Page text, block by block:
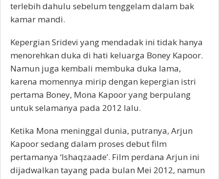
terlebih dahulu sebelum tenggelam dalam bak
kamar mandi.
Kepergian Sridevi yang mendadak ini tidak hanya
menorehkan duka di hati keluarga Boney Kapoor.
Namun juga kembali membuka duka lama,
karena momennya mirip dengan kepergian istri
pertama Boney, Mona Kapoor yang berpulang
untuk selamanya pada 2012 lalu.
Ketika Mona meninggal dunia, putranya, Arjun
Kapoor sedang dalam proses debut film
pertamanya ‘Ishaqzaade’. Film perdana Arjun ini
dijadwalkan tayang pada bulan Mei 2012, namun